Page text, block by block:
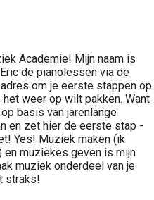
Academie! Mijn naam is
de pianolessen via de
om je eerste stappen op
weer op wilt pakken. Want
basis van jarenlange
en zet hier de eerste stap -
Yes! Muziek maken (ik
en muziekes geven is mijn
muziek onderdeel van je
straks!